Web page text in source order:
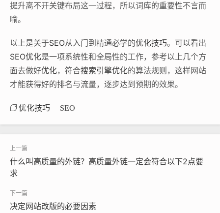
提升离不开关键布局这一过程，所以词库的重要性不言而
喻。
以上是关于SEO从入门到精通必学的优化技巧。可以看出
SEO优化是一项系统性和全局性的工作，参考以上几个方
面去做好优化，符合搜索引擎优化的算法规则，这样网站
才能获得好的排名与流量，逐步达到预期的效果。
优化技巧 SEO
什么叫高质量的外链？高质量外链一定会符合以下2点要
求
决定网站改版的必要因素